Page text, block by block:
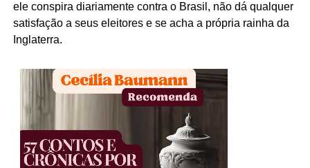
ele conspira diariamente contra o Brasil, não dá qualquer
satisfação a seus eleitores e se acha a própria rainha da
Inglaterra.